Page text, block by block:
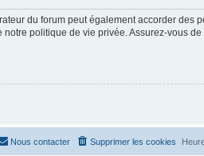
du forum peut également accorder des
politique de vie privée. Assurez-vous
Supprimer les cookies
Nous contacter